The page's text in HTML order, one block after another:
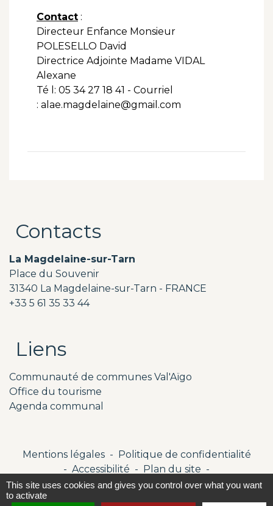
Contact :
Directeur Enfance Monsieur
POLESELLO David
Directrice Adjointe Madame VIDAL
Alexane
Té l: 05 34 27 18 41 - Courriel
: alae.magdelaine@gmail.com
Contacts
La Magdelaine-sur-Tarn
Place du Souvenir
31340 La Magdelaine-sur-Tarn - FRANCE
+33 5 61 35 33 44
Liens
Communauté de communes Val'Aïgo
Office du tourisme
Agenda communal
Mentions légales - Politique de confidentialité
- Accessibilité - Plan du site -
Gestion des cookies
This site uses cookies and gives you control over what you want
to activate